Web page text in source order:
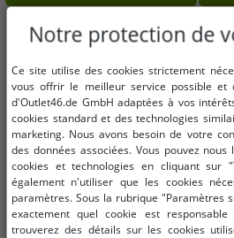
contre le moustique tigre. 100 ml,
blanc/vert.
-93% -
Notre protection de
Ce site utilise des cookies strictement
vous offrir le meilleur service possible et
d'Outlet46.de GmbH adaptées à vos
cookies standard et des technologies
marketing. Nous avons besoin de votre
des données associées. Vous pouvez
cookies et technologies en cliquant sur
également n'utiliser que les cookies
paramètres. Sous la rubrique "Paramètres
exactement quel cookie est
trouverez des détails sur les cookies